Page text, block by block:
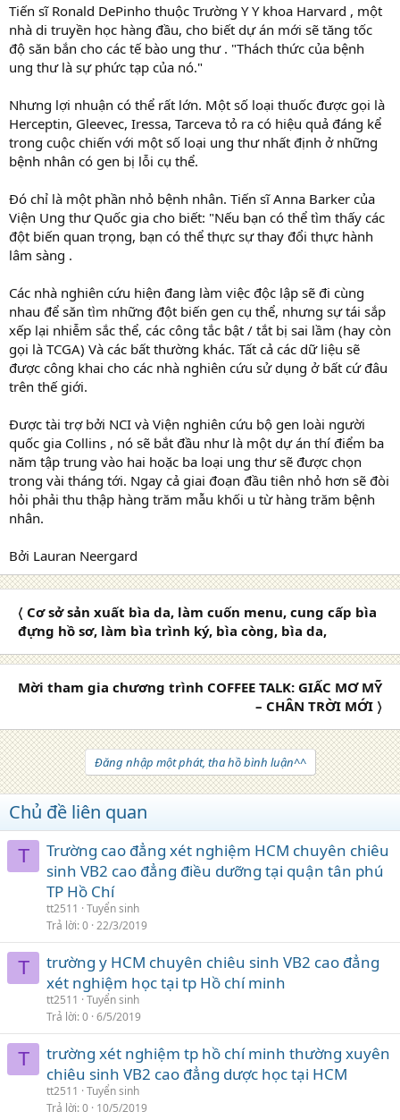
Tiến sĩ Ronald DePinho thuộc Trường Y Y khoa Harvard , một
nhà di truyền học hàng đầu, cho biết dự án mới sẽ tăng tốc
độ săn bắn cho các tế bào ung thư . "Thách thức của bệnh
ung thư là sự phức tạp của nó."
Nhưng lợi nhuận có thể rất lớn. Một số loại thuốc được gọi là
Herceptin, Gleevec, Iressa, Tarceva tỏ ra có hiệu quả đáng kể
trong cuộc chiến với một số loại ung thư nhất định ở những
bệnh nhân có gen bị lỗi cụ thể.
Đó chỉ là một phần nhỏ bệnh nhân. Tiến sĩ Anna Barker của
Viện Ung thư Quốc gia cho biết: "Nếu bạn có thể tìm thấy các
đột biến quan trọng, bạn có thể thực sự thay đổi thực hành
lâm sàng .
Các nhà nghiên cứu hiện đang làm việc độc lập sẽ đi cùng
nhau để săn tìm những đột biến gen cụ thể, nhưng sự tái sắp
xếp lại nhiễm sắc thể, các công tắc bật / tắt bị sai lầm (hay còn
gọi là TCGA) Và các bất thường khác. Tất cả các dữ liệu sẽ
được công khai cho các nhà nghiên cứu sử dụng ở bất cứ đâu
trên thế giới.
Được tài trợ bởi NCI và Viện nghiên cứu bộ gen loài người
quốc gia Collins , nó sẽ bắt đầu như là một dự án thí điểm ba
năm tập trung vào hai hoặc ba loại ung thư sẽ được chọn
trong vài tháng tới. Ngay cả giai đoạn đầu tiên nhỏ hơn sẽ đòi
hỏi phải thu thập hàng trăm mẫu khối u từ hàng trăm bệnh
nhân.
Bởi Lauran Neergard
〈 Cơ sở sản xuất bìa da, làm cuốn menu, cung cấp bìa
đựng hồ sơ, làm bìa trình ký, bìa còng, bìa da,
Mời tham gia chương trình COFFEE TALK: GIẤC MƠ MỸ
– CHÂN TRỜI MỚI 〉
Đăng nhập một phát, tha hồ bình luận^^
Chủ đề liên quan
T
Trường cao đẳng xét nghiệm HCM chuyên chiêu
sinh VB2 cao đẳng điều dưỡng tại quận tân phú
TP Hồ Chí
tt2511
Tuyển sinh
Trả lời 0 22/3/2019
T
trường y HCM chuyên chiêu sinh VB2 cao đẳng
xét nghiệm học tại tp Hồ chí minh
tt2511
Tuyển sinh
Trả lời 0 6/5/2019
T
trường xét nghiệm tp hồ chí minh thường xuyên
chiêu sinh VB2 cao đẳng dược học tại HCM
tt2511
Tuyển sinh
Trả lời 0 10/5/2019